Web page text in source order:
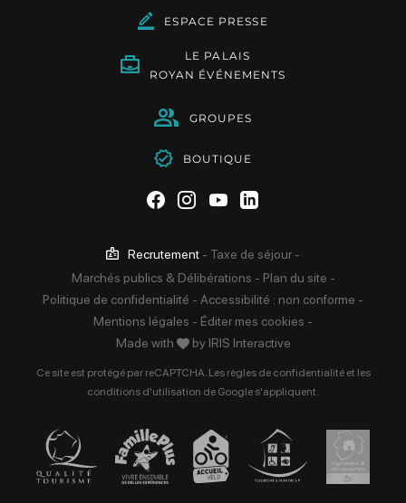
ESPACE PRESSE
LE PALAIS
ROYAN ÉVÉNEMENTS
GROUPES
BOUTIQUE
Suivez-nous sur Facebook
Suivez-nous sur
Suivez-nous sur
Suivez-nous sur
Recrutement - Taxe de séjour -
Marchés publics & Délibérations - Plan du site -
Politique de confidentialité - Accessibilité : non conforme -
Mentions légales - Éditer mes cookies -
Made with
by IRIS Interactive
Ce site est protégé par reCAPTCHA. Les règles de confidentialitéet les
conditions d'utilisation de Google s'appliquent.